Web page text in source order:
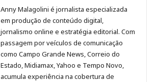
Malagolini
no
Pinterest
Malagolini
no
LinkedIn
Malagolini
no
Instagram
Malagolini
no
Facebook
de
Anny
Malagolini
Anny Malagolini é jornalista especializada
em produção de conteúdo digital,
jornalismo online e estratégia editorial. Com
passagem por veículos de comunicação
como Campo Grande News, Correio do
Estado, Midiamax, Yahoo e Tempo Novo,
acumula experiência na cobertura de